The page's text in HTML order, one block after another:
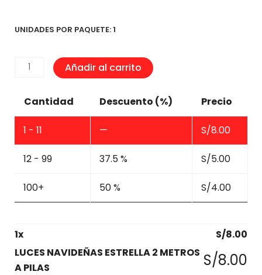
UNIDADES POR PAQUETE: 1
LUCES
NAVIDEÑAS
ESTRELLA
METROS
PILAS
Añadir al carrito
Cantidad Descuento (%) Precio
1 - 11 — S/8.00
12 - 99 37.5 % S/5.00
100+ 50 % S/4.00
1x S/8.00
LUCES NAVIDEÑAS ESTRELLA 2 METROS
A PILAS
S/8.00